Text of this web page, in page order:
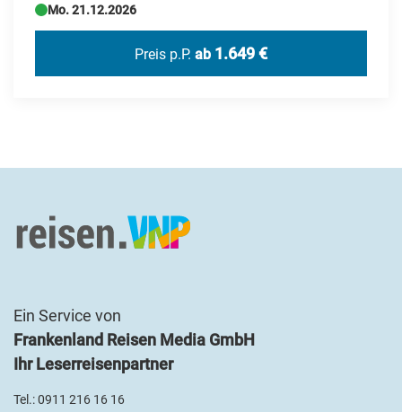
Montenegro
Nepal
Niederlande
Norwegen
Mo. 21.12.2026
Preis p.P. ab 1.649 €
Ein Service von
Frankenland Reisen Media GmbH
Ihr Leserreisenpartner
Tel.:0911 216 16 16